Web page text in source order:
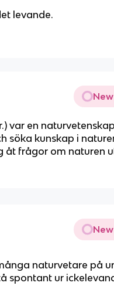
levande.
var en
söka kunskap i
åt frågor om naturen
naturvetare på
spontant ur